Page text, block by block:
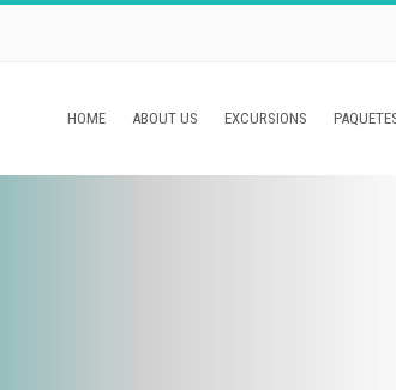
HOME ABOUT US EXCURSIONS